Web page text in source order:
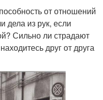
от отношений
дела из рук, если
Сильно ли страдают
друг от друга